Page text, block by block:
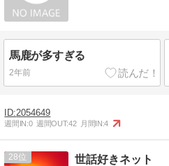
馬鹿が多すぎる
2年前
2054649
週間IN:0 週間OUT:42 月間IN:4
28 世話好きネット